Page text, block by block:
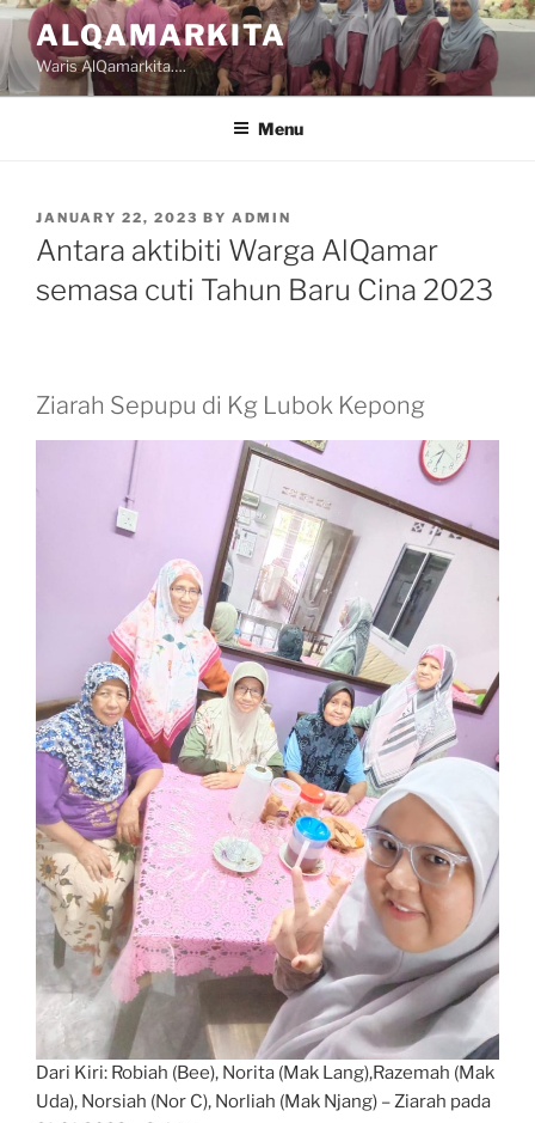
Skip
to
content
ALQAMARKITA
Waris AlQamarkita….
Menu
POSTED
ON
JANUARY 22, 2023 BY ADMIN
Antara aktibiti Warga AlQamar
semasa cuti Tahun Baru Cina 2023
Ziarah Sepupu di Kg Lubok Kepong
Dari Kiri: Robiah (Bee), Norita (Mak Lang),Razemah (Mak
Uda), Norsiah (Nor C), Norliah (Mak Njang) – Ziarah pada